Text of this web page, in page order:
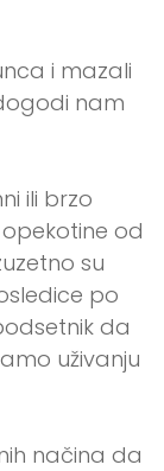
i mazali
nam
ili brzo
od
su
po
da
uživanju
načina da